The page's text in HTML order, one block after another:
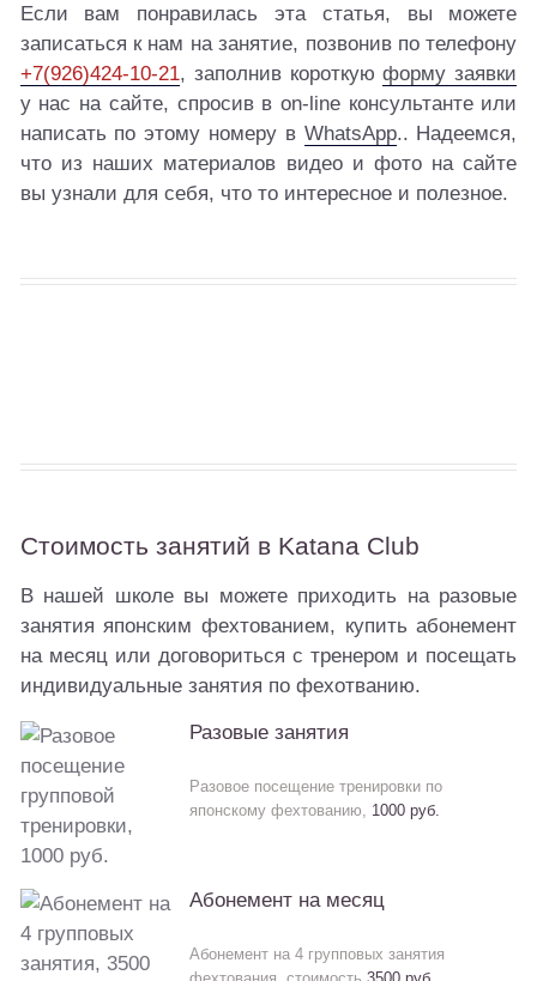
Если вам понравилась эта статья, вы можете
записаться к нам на занятие, позвонив по телефону
+7(926)424-10-21, заполнив короткуюформу заявки
у нас на сайте, спросив в on-line консультанте или
написать по этому номеру в WhatsApp.. Надеемся,
что из наших материалов видео и фото на сайте
вы узнали для себя, что то интересное и полезное.
Стоимость занятий в Katana Club
В нашей школе вы можете приходить на разовые
занятия японским фехтованием, купить абонемент
на месяц или договориться с тренером и посещать
индивидуальные занятия по фехотванию.
Разовые занятия
Разовое посещение тренировки по
японскому фехтованию, 1000 руб.
Абонемент на месяц
Абонемент на 4 групповых занятия